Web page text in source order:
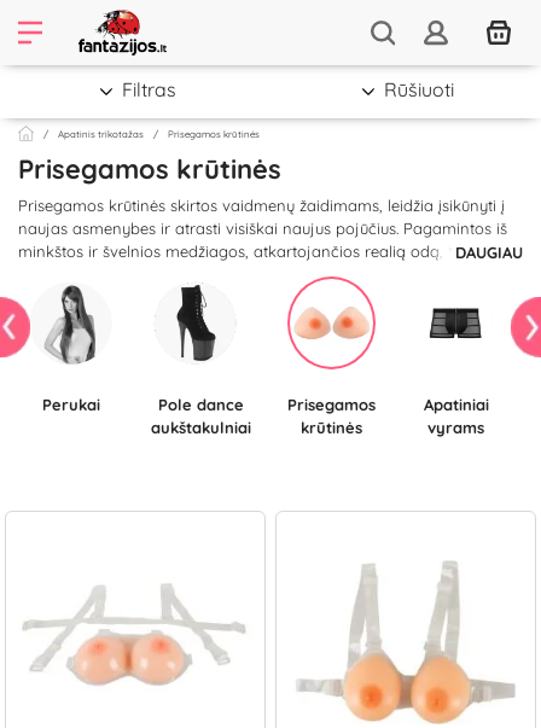
Apatinis trikotažas Prisegamos krūtinės
Filtras Rūšiuoti
Prisegamos krūtinės
Prisegamos krūtinės skirtos vaidmenų žaidimams, leidžia įsikūnyti į
naujas asmenybes ir atrasti visiškai naujus pojūčius. Pagamintos iš
minkštos ir švelnios medžiagos, atkartojančios realią odą, todėl
jausitės taip, lyg iš tiesų turėtumėte krūtis. Puoštos standžiais
speneliais ir rausvomis areolėmis, gali būti liemenėlės tipo arba
įdedamos į liemenėlę. Įvairių dydžių, dėl to galėsite išsirinkti Jums
tinkamiausią. Tinkamos dėvėti tiek vyrams, tiek mažą krūtinę
turinčioms moterims. Nepastebimai dėvimos po drabužiais, todėl
DAUGIAU
Perukai
Pole dance
aukštakulniai
Prisegamos
krūtinės
Apatiniai
vyrams